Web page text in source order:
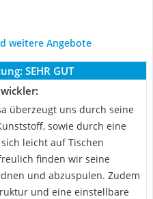
weitere Angebote
SEHR GUT
überzeugt uns durch seine
sowie durch eine
leicht auf Tischen
finden wir seine
und abzuspulen. Zudem
und eine einstellbare